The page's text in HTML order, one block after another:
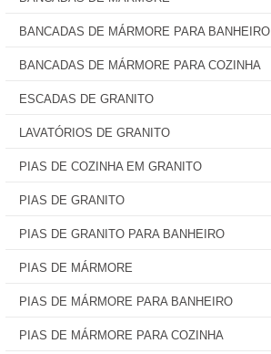
BANCADAS DE MÁRMORE PARA BANHEIRO
BANCADAS DE MÁRMORE PARA COZINHA
ESCADAS DE GRANITO
LAVATÓRIOS DE GRANITO
PIAS DE COZINHA EM GRANITO
PIAS DE GRANITO
PIAS DE GRANITO PARA BANHEIRO
PIAS DE MÁRMORE
PIAS DE MÁRMORE PARA BANHEIRO
PIAS DE MÁRMORE PARA COZINHA